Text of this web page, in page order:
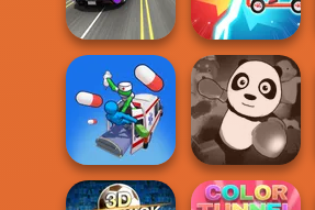
3D Bowling 3D Basketball
Street Car Race
Ultimate
Draw Car Fight